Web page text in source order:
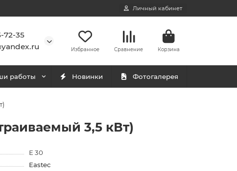
Личный кабинет
72-35
Избранное Сравнение Корзина
работы Новинки Фотогалерея
3,5 кВт)
E 30
Eastec